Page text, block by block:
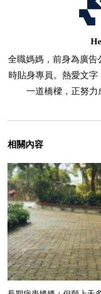
全職媽媽，前身為廣
時貼身專員。熱愛文
一道橋樑，正努力
相關內容